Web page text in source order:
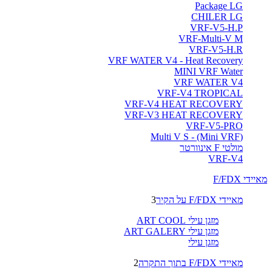
Package LG
CHILER LG
VRF-V5-H.P
VRF-Multi-V M
VRF-V5-H.R
VRF WATER V4 - Heat Recovery
MINI VRF Water
VRF WATER V4
VRF-V4 TROPICAL
VRF-V4 HEAT RECOVERY
VRF-V3 HEAT RECOVERY
VRF-V5-PRO
(Multi V S - (Mini VRF
מולטי F אינוורטר
VRF-V4
מאיידי F/FDX
מאיידי F/FDX על הקיר
3
מזגן עילי ART COOL
מזגן עילי ART GALERY
מזגן עילי
מאיידי F/FDX בתוך התקרה
2